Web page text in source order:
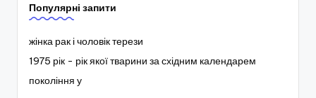
Популярні запити
жінка рак і чоловік терези
1975 рік - рік якої тварини за східним календарем
покоління у